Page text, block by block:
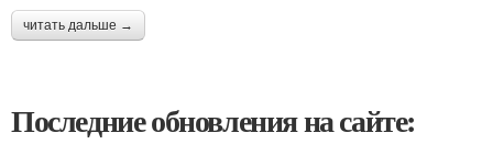
читать дальше →
Последние обновления на сайте: